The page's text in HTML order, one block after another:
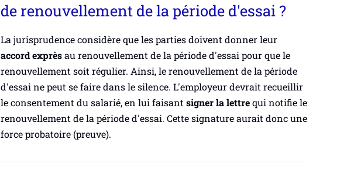
de renouvellement de la période d'essai ?
La jurisprudence considère que les parties doivent donner leur
accord exprèsau renouvellement de la période d'essai pour que le
renouvellement soit régulier. Ainsi, le renouvellement de la période
d'essai ne peut se faire dans le silence. L'employeur devrait recueillir
le consentement du salarié, en lui faisantsigner la lettrequi notifie le
renouvellement de la période d'essai. Cette signature aurait donc une
force probatoire (preuve).